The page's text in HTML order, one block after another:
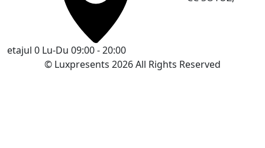
etajul 0 Lu-Du 09:00 - 20:00
© Luxpresents 2026 All Rights Reserved